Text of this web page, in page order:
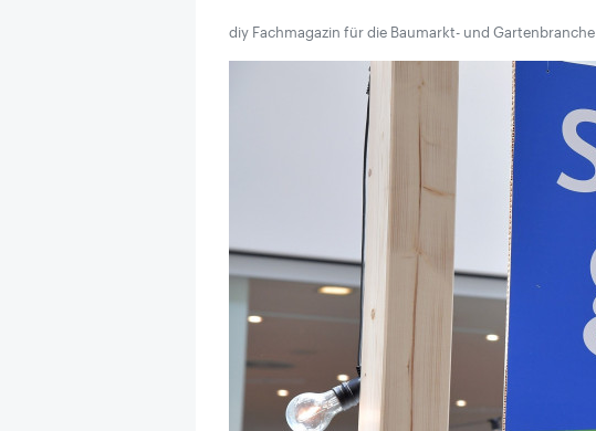
diy Fachmagazin für die Baumarkt- und Gartenbranche